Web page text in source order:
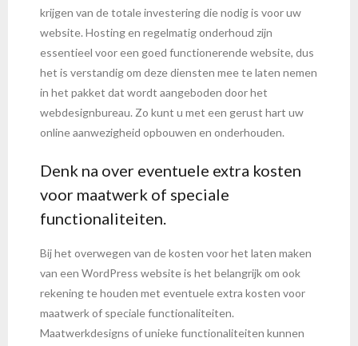
krijgen van de totale investering die nodig is voor uw
website. Hosting en regelmatig onderhoud zijn
essentieel voor een goed functionerende website, dus
het is verstandig om deze diensten mee te laten nemen
in het pakket dat wordt aangeboden door het
webdesignbureau. Zo kunt u met een gerust hart uw
online aanwezigheid opbouwen en onderhouden.
Denk na over eventuele extra kosten
voor maatwerk of speciale
functionaliteiten.
Bij het overwegen van de kosten voor het laten maken
van een WordPress website is het belangrijk om ook
rekening te houden met eventuele extra kosten voor
maatwerk of speciale functionaliteiten.
Maatwerkdesigns of unieke functionaliteiten kunnen